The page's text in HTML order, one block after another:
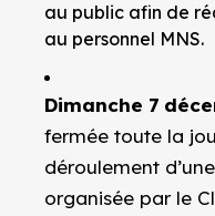
au public afin de
au personnel MNS.
Dimanche 7
fermée toute la
déroulement
organisée par le